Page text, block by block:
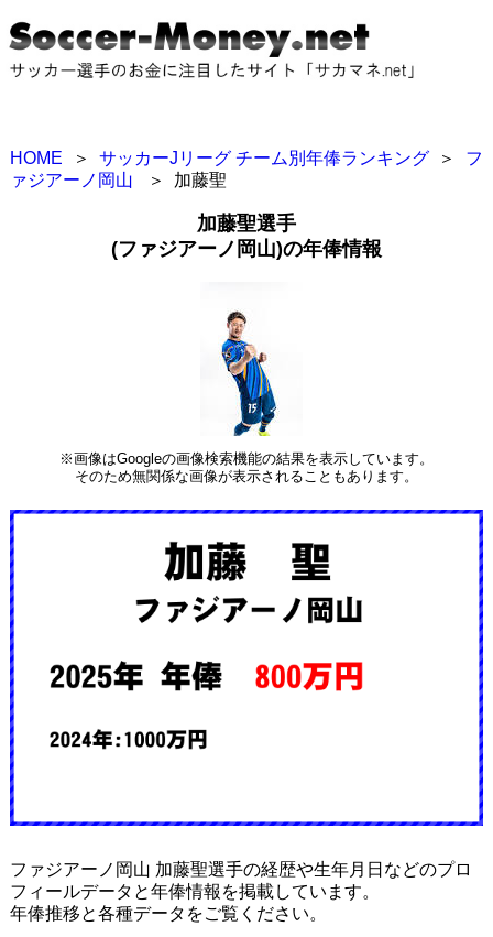
HOME ＞ サッカーJリーグ チーム別年俸ランキング ＞
フ
ァジアーノ岡山
＞ 加藤聖
加藤聖選手
(ファジアーノ岡山)の年俸情報
※画像はGoogleの画像検索機能の結果を表示しています。
そのため無関係な画像が表示されることもあります。
ファジアーノ岡山 加藤聖選手の経歴や生年月日などのプロ
フィールデータと年俸情報を掲載しています。
年俸推移と各種データをご覧ください。